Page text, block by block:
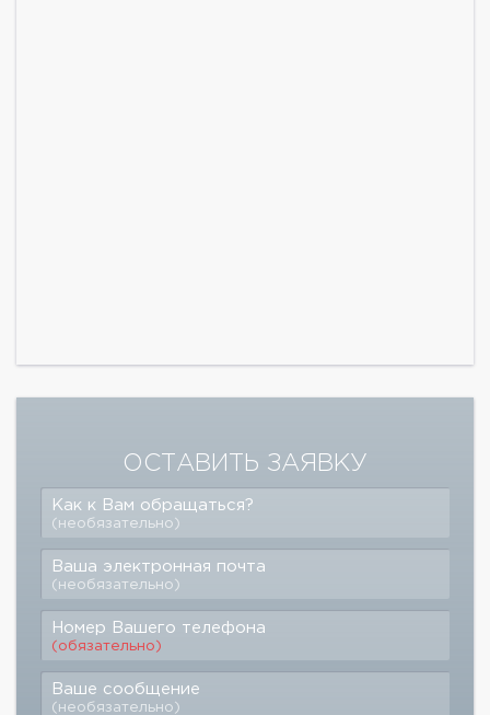
ОСТАВИТЬ ЗАЯВКУ
Как к Вам обращаться?
(необязательно)
Ваша электронная почта
(необязательно)
Номер Вашего телефона
(обязательно)
Ваше сообщение
(необязательно)